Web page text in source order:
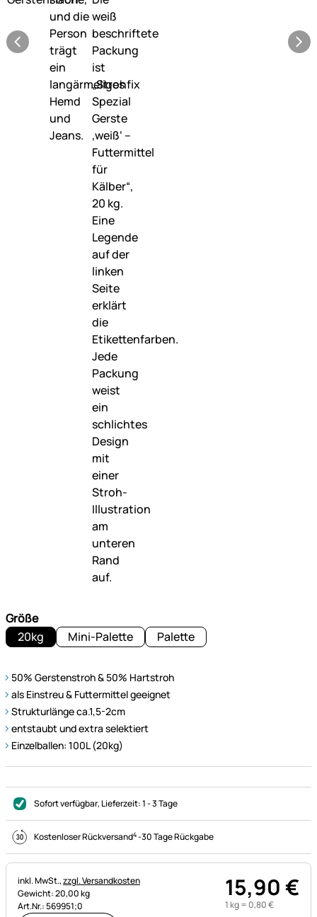
Größe
20kg
Mini-Palette Palette
50% Gerstenstroh & 50% Hartstroh
als Einstreu & Futtermittel geeignet
Strukturlänge ca.1,5-2cm
entstaubt und extra selektiert
Einzelballen: 100L (20kg)
Sofort verfügbar, Lieferzeit:1 - 3 Tage
Kostenloser Rückversand4-30 Tage Rückgabe
Steuerhinweis:
inkl. MwSt.,zzgl. Versandkosten
Gewicht: 20,00 kg
Art.Nr.: 569951;0
15,90€
1 kg = 0,80€